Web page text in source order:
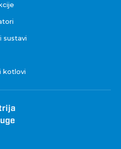
sustavi
kotlovi